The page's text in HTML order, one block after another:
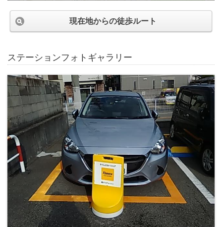
現在地からの徒歩ルート
ステーションフォトギャラリー